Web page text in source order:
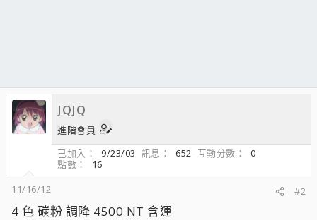
JQJQ
進階會員
已加入
9/23/03 訊息 652 互動分數
0
點數
16
11/16/12
#2
4 色 碳粉 調降 4500 NT 含運